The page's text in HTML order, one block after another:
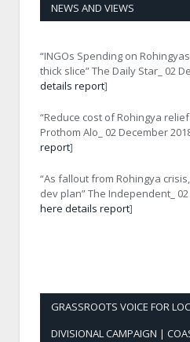
NEWS AND VIEWS
“INGOs Spending on
thick slice” The Daily Star_ 02
details report]
“Reduce cost of Rohingya
Prothom Alo_ 02 December
report]
“As fallout from Rohingya
dev plan” The Independent_
here details report]
GRASSROOTS VOICE FOR
DIVISIONAL CAMPAIGN |